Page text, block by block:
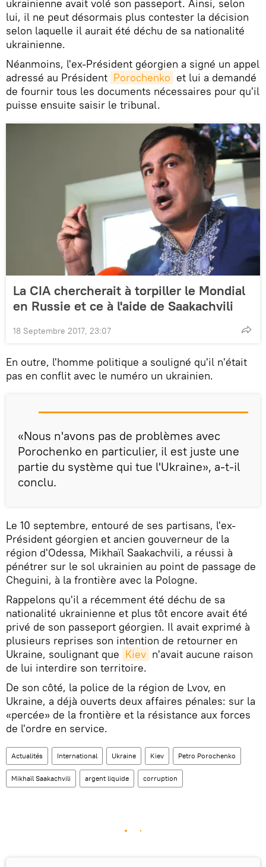
ukrainienne avait volé son passeport. Ainsi, selon
lui, il ne peut désormais plus contester la décision
selon laquelle il aurait été déchu de sa nationalité
ukrainienne.
Néanmoins, l'ex-Président géorgien a signé un appel
adressé au Président Porochenko et lui a demandé
de fournir tous les documents nécessaires pour qu'il
puisse ensuite saisir le tribunal.
La CIA chercherait à torpiller le Mondial
en Russie et ce à l'aide de Saakachvili
18 Septembre 2017, 23:07
En outre, l'homme politique a souligné qu'il n'était
pas en conflit avec le numéro un ukrainien.
«Nous n'avons pas de problèmes avec
Porochenko en particulier, il est juste une
partie du système qui tue l'Ukraine», a-t-il
conclu.
Le 10 septembre, entouré de ses partisans, l'ex-
Président géorgien et ancien gouverneur de la
région d'Odessa, Mikhaïl Saakachvili, a réussi à
pénétrer sur le sol ukrainien au point de passage de
Cheguini, à la frontière avec la Pologne.
Rappelons qu'il a récemment été déchu de sa
nationalité ukrainienne et plus tôt encore avait été
privé de son passeport géorgien. Il avait exprimé à
plusieurs reprises son intention de retourner en
Ukraine, soulignant que Kiev n'avait aucune raison
de lui interdire son territoire.
De son côté, la police de la région de Lvov, en
Ukraine, a déjà ouverts deux affaires pénales: sur la
«percée» de la frontière et la résistance aux forces
de l'ordre en service.
Actualités International Ukraine Kiev Petro Porochenko
Mikhaïl Saakachvili argent liquide corruption